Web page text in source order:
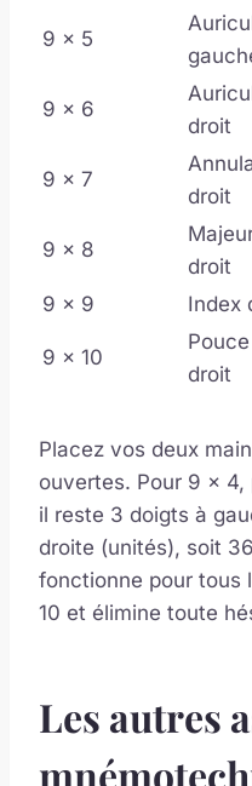
9 x 5
9 x 6
droit
9 x 7
droit
9 x 8
droit
9 x 9 Index
9 x 10
Pouce
droit
Placez vos deux
ouvertes. Pour 9 x 4,
il reste 3 doigts à
droite (unités), soit
fonctionne pour tous
10 et élimine toute
Les autres